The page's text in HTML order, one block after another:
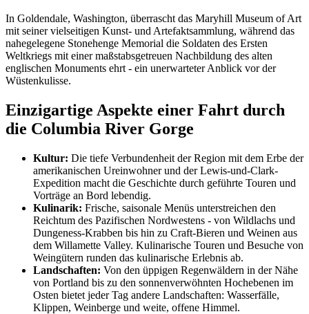
In Goldendale, Washington, überrascht das Maryhill Museum of Art
mit seiner vielseitigen Kunst- und Artefaktsammlung, während das
nahegelegene Stonehenge Memorial die Soldaten des Ersten
Weltkriegs mit einer maßstabsgetreuen Nachbildung des alten
englischen Monuments ehrt - ein unerwarteter Anblick vor der
Wüstenkulisse.
Einzigartige Aspekte einer Fahrt durch
die Columbia River Gorge
Kultur: Die tiefe Verbundenheit der Region mit dem Erbe der
amerikanischen Ureinwohner und der Lewis-und-Clark-
Expedition macht die Geschichte durch geführte Touren und
Vorträge an Bord lebendig.
Kulinarik: Frische, saisonale Menüs unterstreichen den
Reichtum des Pazifischen Nordwestens - von Wildlachs und
Dungeness-Krabben bis hin zu Craft-Bieren und Weinen aus
dem Willamette Valley. Kulinarische Touren und Besuche von
Weingütern runden das kulinarische Erlebnis ab.
Landschaften: Von den üppigen Regenwäldern in der Nähe
von Portland bis zu den sonnenverwöhnten Hochebenen im
Osten bietet jeder Tag andere Landschaften: Wasserfälle,
Klippen, Weinberge und weite, offene Himmel.